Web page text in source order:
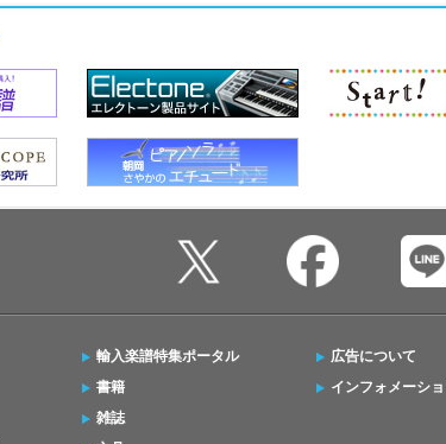
輸入楽譜特集ポータル
書籍
雑誌
広告について
インフォメーショ